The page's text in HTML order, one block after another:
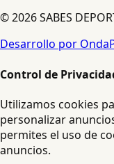
© 2026 SABES
Desarrollo por
Control de
Utilizamos cookies
personalizar
permites el uso de
anuncios.